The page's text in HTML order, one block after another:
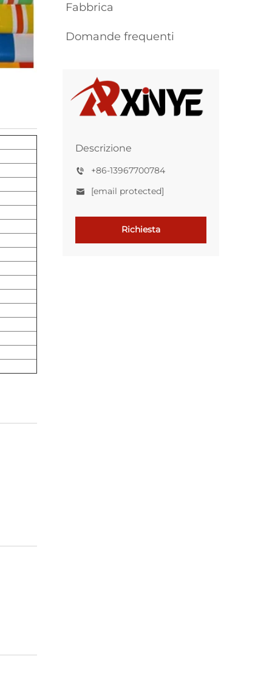
Fabbrica
Domande frequenti
Descrizione
+86-13967700784
[email protected]
Richiesta